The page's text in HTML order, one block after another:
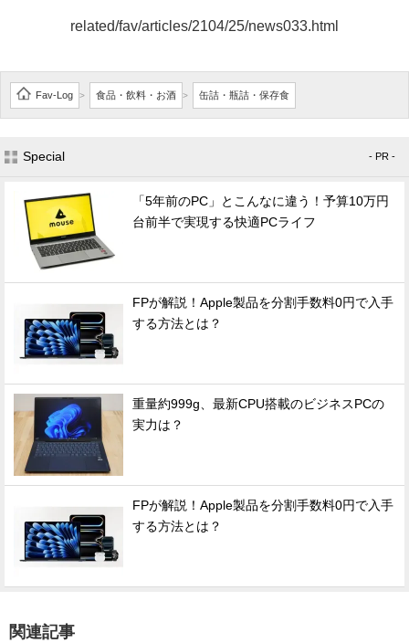
related/fav/articles/2104/25/news033.html
Fav-Log > 食品・飲料・お酒 > 缶詰・瓶詰・保存食
Special - PR -
「5年前のPC」とこんなに違う！予算10万円
台前半で実現する快適PCライフ
FPが解説！Apple製品を分割手数料0円で入手
する方法とは？
重量約999g、最新CPU搭載のビジネスPCの
実力は？
FPが解説！Apple製品を分割手数料0円で入手
する方法とは？
関連記事